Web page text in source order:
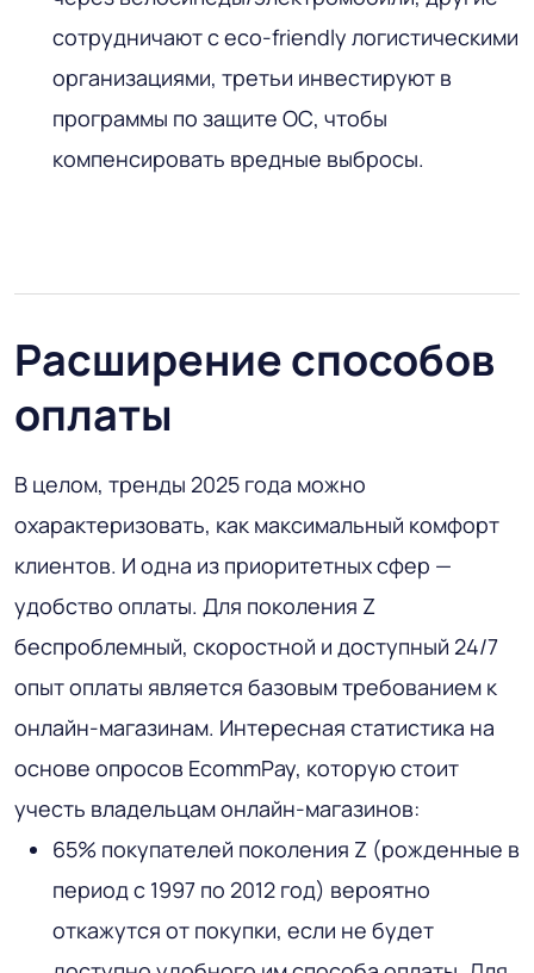
сотрудничают с eco-friendly логистическими
организациями, третьи инвестируют в
программы по защите ОС, чтобы
компенсировать вредные выбросы.
Расширение способов
оплаты
В целом, тренды 2025 года можно
охарактеризовать, как максимальный комфорт
клиентов. И одна из приоритетных сфер —
удобство оплаты. Для поколения Z
беспроблемный, скоростной и доступный 24/7
опыт оплаты является базовым требованием к
онлайн-магазинам. Интересная статистика на
основе опросов EcommPay, которую стоит
учесть владельцам онлайн-магазинов:
65% покупателей поколения Z (рожденные в
период с 1997 по 2012 год) вероятно
откажутся от покупки, если не будет